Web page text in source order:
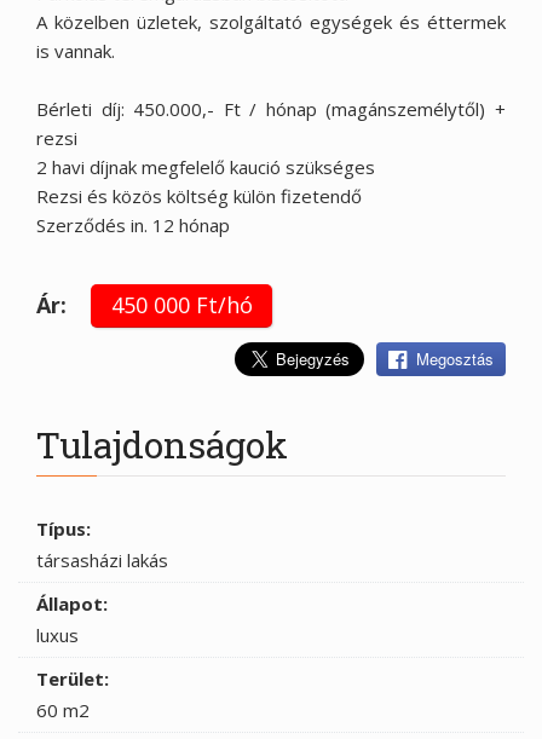
A közelben üzletek, szolgáltató egységek és éttermek
is vannak.
Bérleti díj: 450.000,- Ft / hónap (magánszemélytől) +
rezsi
2 havi díjnak megfelelő kaució szükséges
Rezsi és közös költség külön fizetendő
Szerződés in. 12 hónap
Ár: 450 000 Ft/hó
Megosztás
Tulajdonságok
Típus:
társasházi lakás
Állapot:
luxus
Terület:
60 m2